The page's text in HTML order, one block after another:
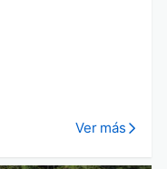
Ver más